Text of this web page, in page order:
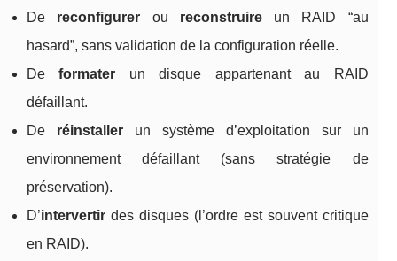
De reconfigurer ou reconstruireun RAID “au
hasard”, sans validation de la configuration réelle.
Deformater un disque appartenant au RAID
défaillant.
De réinstallerun système d’exploitation sur un
environnement défaillant (sans stratégie de
préservation).
D’intervertir des disques (l’ordre est souvent critique
en RAID).